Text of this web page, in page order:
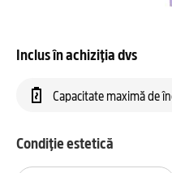
Inclus în achiziția dvs
Capacitate maximă de
Condiție estetică